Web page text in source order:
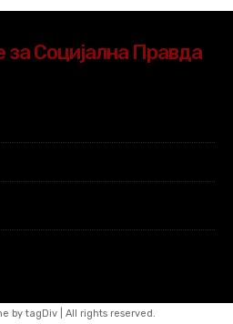
Социјална Правда
by tagDiv | All rights reserved.